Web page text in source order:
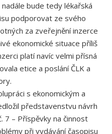
bude tedy lékařská
podporovat ze svého
za zveřejnění inzerce
ekonomické situace příliš
platí navíc velmi přísná
etice a poslání ČLK a
s ekonomickým a
představenstvu návrh
7 – Příspěvky na činnost
při vydávání časopisu